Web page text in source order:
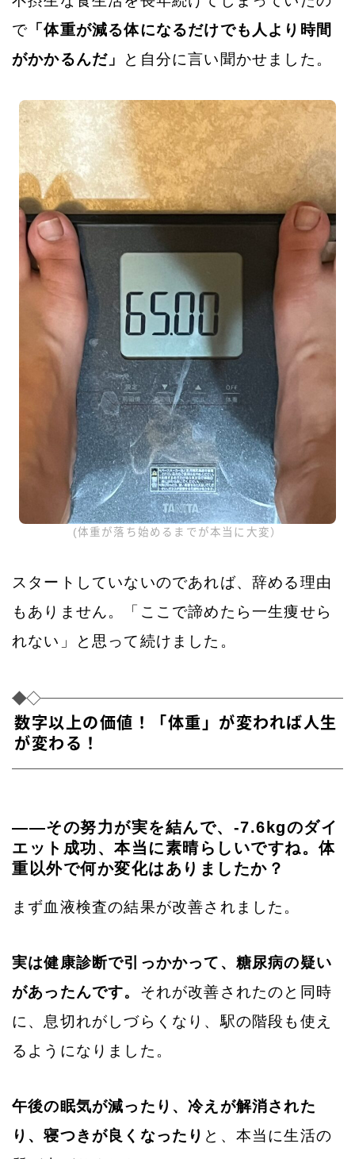
で 「体重が減る体になるだけでも人より時間
がかかるんだ」
と自分に言い聞かせました。
(体重が落ち始めるまでが本当に大変）
スタートしていないのであれば、辞める理由
もありません。「ここで諦めたら一生痩せら
れない」と思って続けました。
数字以上の価値！「体重」が変われば人生
が変わる！
——その努力が実を結んで、-7.6kgのダイ
エット成功、本当に素晴らしいですね。体
重以外で何か変化はありましたか？
まず血液検査の結果が改善されました。
実は健康診断で引っかかって、糖尿病の疑い
があったんです。 それが改善されたのと同時
に、息切れがしづらくなり、駅の階段も使え
るようになりました。
午後の眠気が減ったり、冷えが解消された
り、寝つきが良くなったり と、本当に生活の